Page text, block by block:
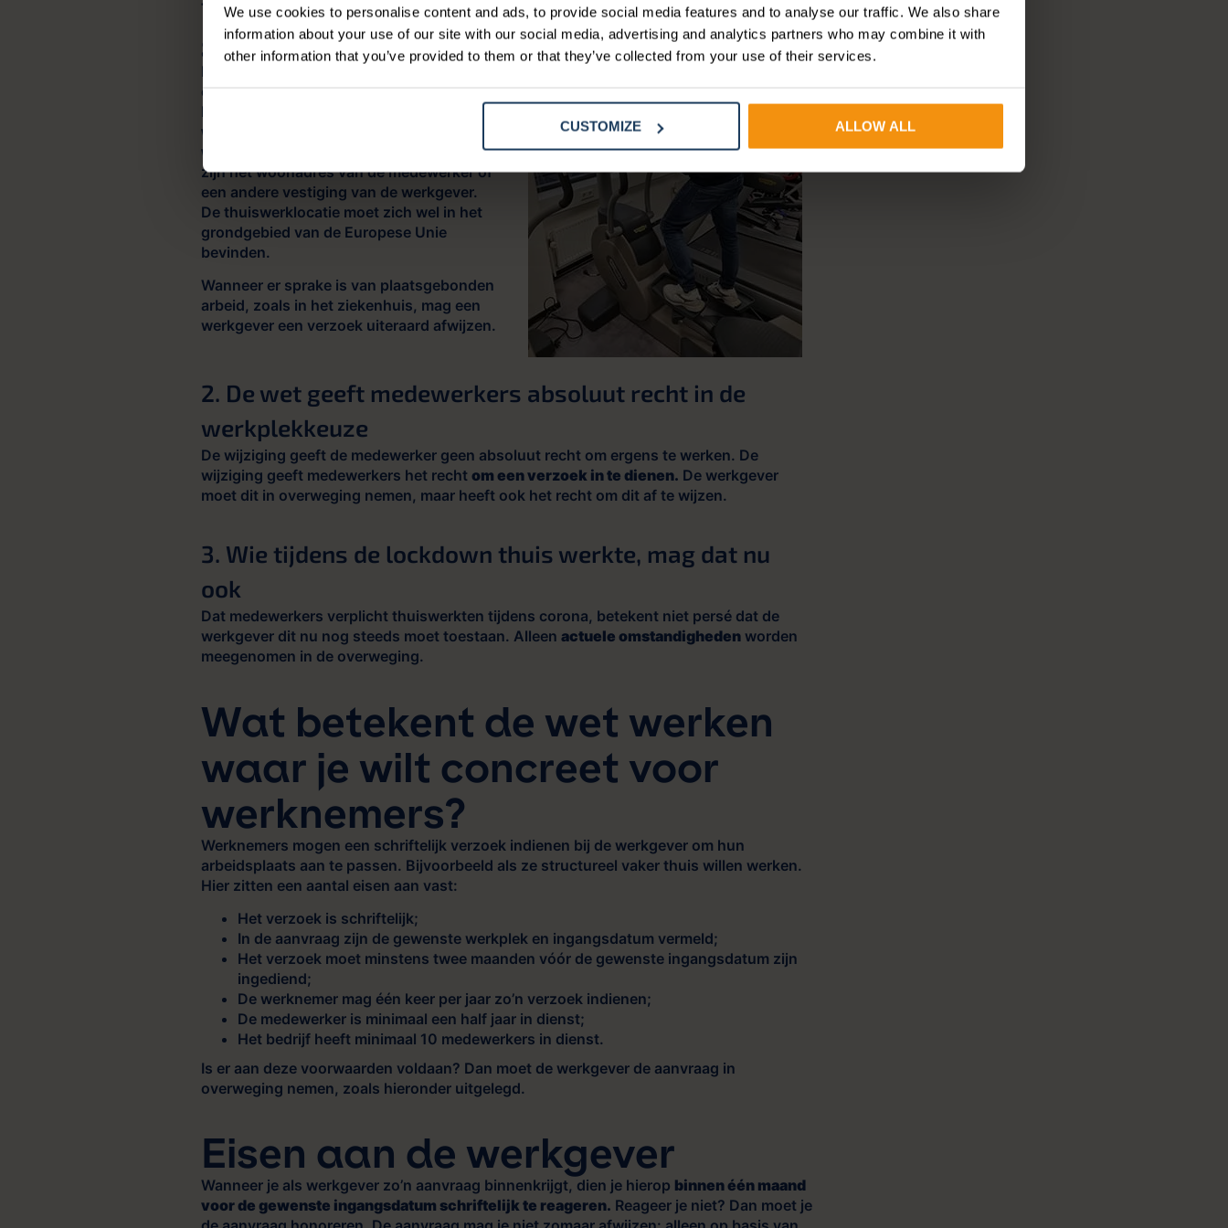
We use cookies to personalise content and ads, to provide social media features and to analyse our traffic. We also share
information about your use of our site with our social media, advertising and analytics partners who may combine it with
other information that you’ve provided to them or that they’ve collected from your use of their services.
CUSTOMIZE ALLOW ALL
1. Elke locatie is
geoorloofd
De wet werken waar je wilt is geen vrijbrief
om tijdens je werk op wereldreis te gaan.
In het wetsvoorstel gaat het om
plekken
waarop het werk normaal gesproken
wordt uitgevoerd.
zijn het woonadres van de medewerker of
een andere vestiging van de werkgever.
De thuiswerklocatie moet zich wel in het
grondgebied van de Europese Unie
bevinden.
Wanneer er sprake is van plaatsgebonden
arbeid, zoals in het ziekenhuis, mag een
werkgever een verzoek uiteraard afwijzen.
2. De wet geeft medewerkers absoluut recht in de
werkplekkeuze
De wijziging geeft de medewerker geen absoluut recht om ergens te werken. De
wijziging geeft medewerkers het recht om een verzoek in te dienen. De werkgever
moet dit in overweging nemen, maar heeft ook het recht om dit af te wijzen.
3. Wie tijdens de lockdown thuis werkte, mag dat nu
ook
Dat medewerkers verplicht thuiswerkten tijdens corona, betekent niet persé dat de
werkgever dit nu nog steeds moet toestaan. Alleen actuele omstandigheden worden
meegenomen in de overweging.
Wat betekent de wet werken
waar je wilt concreet voor
werknemers?
Werknemers mogen een schriftelijk verzoek indienen bij de werkgever om hun
arbeidsplaats aan te passen. Bijvoorbeeld als ze structureel vaker thuis willen werken.
Hier zitten een aantal eisen aan vast:
Het verzoek is schriftelijk;
In de aanvraag zijn de gewenste werkplek en ingangsdatum vermeld;
Het verzoek moet minstens twee maanden vóór de gewenste ingangsdatum zijn
ingediend;
De werknemer mag één keer per jaar zo’n verzoek indienen;
De medewerker is minimaal een half jaar in dienst;
Het bedrijf heeft minimaal 10 medewerkers in dienst.
Is er aan deze voorwaarden voldaan? Dan moet de werkgever de aanvraag in
overweging nemen, zoals hieronder uitgelegd.
Eisen aan de werkgever
Wanneer je als werkgever zo’n aanvraag binnenkrijgt, dien je hierop binnen één maand
voor de gewenste ingangsdatum schriftelijk te reageren. Reageer je niet? Dan moet je